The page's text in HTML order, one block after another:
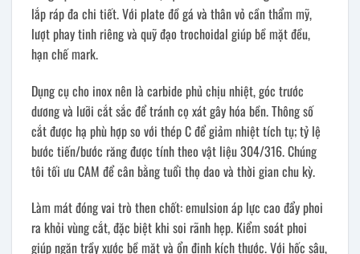
lắp ráp đa chi tiết. Với plate đồ gá và thân vỏ cần thẩm mỹ,
lượt phay tinh riêng và quỹ đạo trochoidal giúp bề mặt đều,
hạn chế mark.
Dụng cụ cho inox nên là carbide phủ chịu nhiệt, góc trước
dương và lưỡi cắt sắc để tránh cọ xát gây hóa bền. Thông số
cắt được hạ phù hợp so với thép C để giảm nhiệt tích tụ; tỷ lệ
bước tiến/bước răng được tính theo vật liệu 304/316. Chúng
tôi tối ưu CAM để cân bằng tuổi thọ dao và thời gian chu kỳ.
Làm mát đóng vai trò then chốt: emulsion áp lực cao đẩy phoi
ra khỏi vùng cắt, đặc biệt khi soi rãnh hẹp. Kiểm soát phoi
giúp ngăn trầy xước bề mặt và ổn định kích thước. Với hốc sâu,